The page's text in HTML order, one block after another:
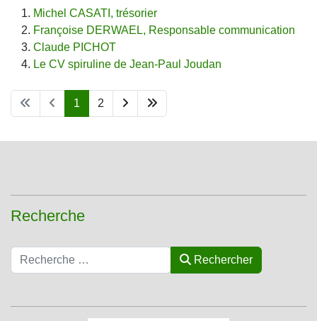
Michel CASATI, trésorier
Françoise DERWAEL, Responsable communication
Claude PICHOT
Le CV spiruline de Jean-Paul Joudan
1 2
Recherche
Rechercher Rechercher